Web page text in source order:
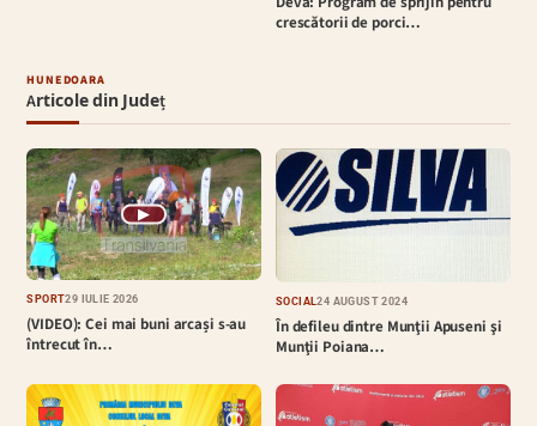
crescătorii de porci…
HUNEDOARA
Articole din Județ
▶
SPORT29 IULIE 2026
(VIDEO): Cei mai buni arcași s-au
întrecut în…
SOCIAL24 AUGUST 2024
În defileu dintre Munţii Apuseni şi
Munţii Poiana…